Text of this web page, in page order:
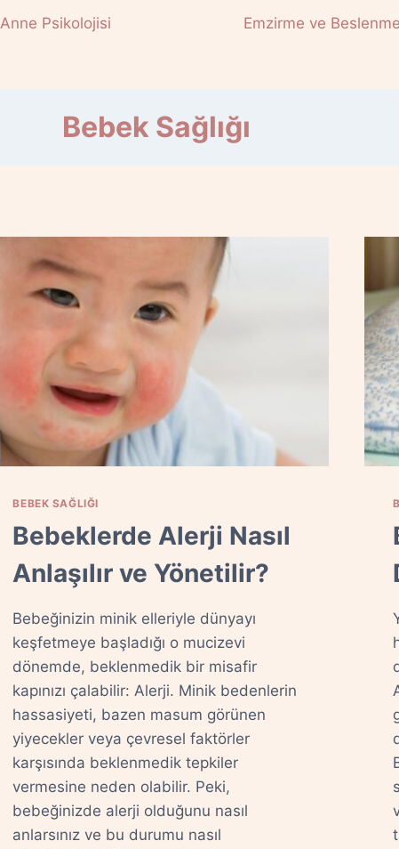
Anne Psikolojisi Emzirme ve Beslenme
Bebek Sağlığı
BEBEK SAĞLIĞI
Bebeklerde Alerji Nasıl
Anlaşılır ve Yönetilir?
Bebeğinizin minik elleriyle dünyayı
keşfetmeye başladığı o mucizevi
dönemde, beklenmedik bir misafir
kapınızı çalabilir: Alerji. Minik bedenlerin
hassasiyeti, bazen masum görünen
yiyecekler veya çevresel faktörler
karşısında beklenmedik tepkiler
vermesine neden olabilir. Peki,
bebeğinizde alerji olduğunu nasıl
anlarsınız ve bu durumu nasıl